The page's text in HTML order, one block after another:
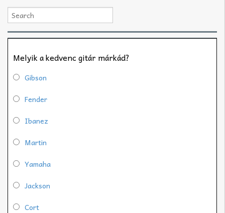
Melyik a kedvenc gitár márkád?
Gibson
Fender
Ibanez
Martin
Yamaha
Jackson
Cort